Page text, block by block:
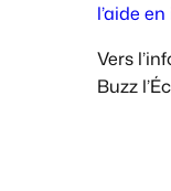
l’aide
Vers
Buzz